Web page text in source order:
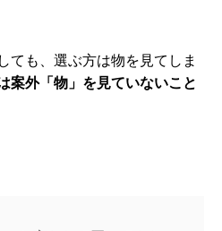
ても、選ぶ方は物を見てしま
案外「物」を見ていないこと